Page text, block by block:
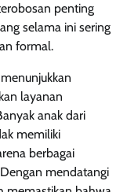
penting
selama ini sering
formal.
layanan
anak dari
memiliki
berbagai
mendatangi